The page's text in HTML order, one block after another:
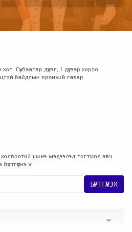
Сүхбаатар дүүрэг, 1 дүгээр хороо,
байдлын ерөнхий газар
шинэ мэдээлэл тогтмол авч
үү.
БҮРТГҮҮЛЭХ